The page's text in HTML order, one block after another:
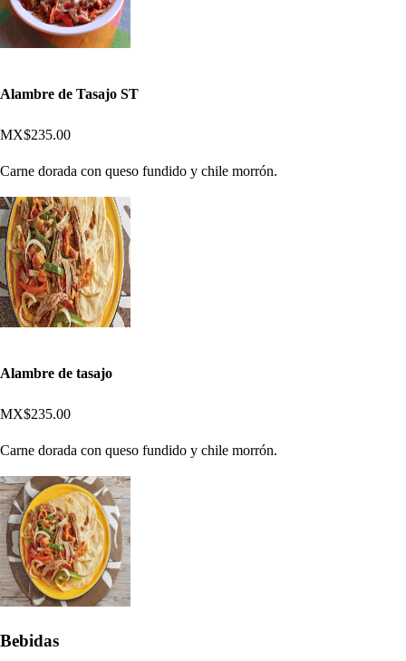
Alambre de Tasajo ST
MX$235.00
Carne dorada con queso fundido y chile morrón.
Alambre de tasajo
MX$235.00
Carne dorada con queso fundido y chile morrón.
Bebidas